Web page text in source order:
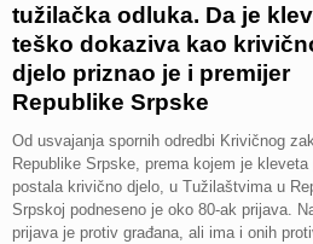
tužilačka odluka. Da je
teško dokaziva kao
djelo priznao je i premijer
Republike Srpske
Od usvajanja spornih odredbi Krivičnog
Republike Srpske, prema kojem je kleveta
postala krivično djelo, u Tužilaštvima u
Srpskoj podneseno je oko 80-ak prijava.
prijava je protiv građana, ali ima i onih